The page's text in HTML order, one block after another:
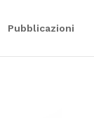
Pubblicazioni